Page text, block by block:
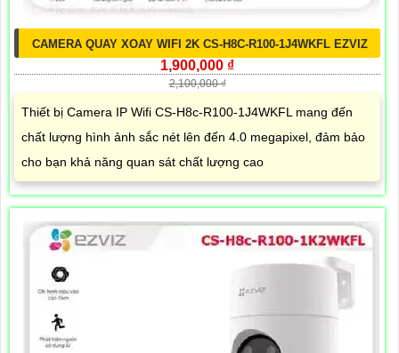
CAMERA QUAY XOAY WIFI 2K CS-H8C-R100-1J4WKFL EZVIZ
1,900,000 ₫
2,100,000 ₫
Thiết bị Camera IP Wifi CS-H8c-R100-1J4WKFL mang đến
chất lượng hình ảnh sắc nét lên đến 4.0 megapixel, đảm bảo
cho bạn khả năng quan sát chất lượng cao